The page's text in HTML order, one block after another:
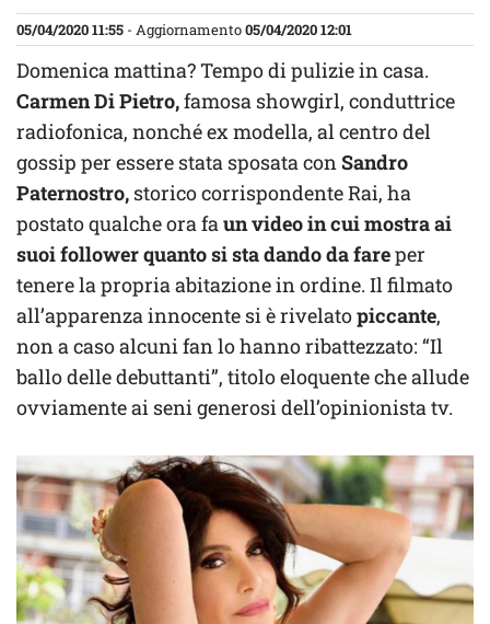
05/04/2020 11:55 - Aggiornamento05/04/2020 12:01
Domenica mattina? Tempo di pulizie in casa.
Carmen Di Pietro,famosa showgirl, conduttrice
radiofonica, nonché ex modella, al centro del
gossip per essere stata sposata conSandro
Paternostro, storico corrispondente Rai, ha
postato qualche ora faun video in cui mostra ai
suoi follower quanto si sta dando da fareper
tenere la propria abitazione in ordine. Il filmato
all’apparenza innocente si è rivelatopiccante,
non a caso alcuni fan lo hanno ribattezzato: “Il
ballo delle debuttanti”, titolo eloquente che allude
ovviamente ai seni generosi dell’opinionista tv.